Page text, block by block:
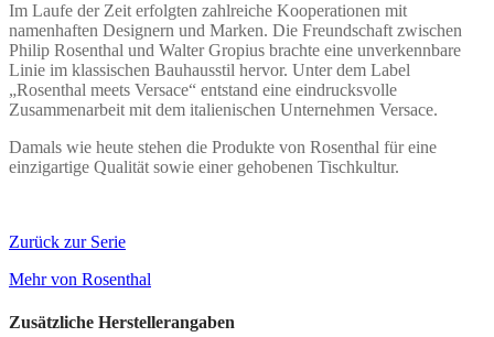
Im Laufe der Zeit erfolgten zahlreiche Kooperationen mit
namenhaften Designern und Marken. Die Freundschaft zwischen
Philip Rosenthal und Walter Gropius brachte eine unverkennbare
Linie im klassischen Bauhausstil hervor. Unter dem Label
„Rosenthal meets Versace“ entstand eine eindrucksvolle
Zusammenarbeit mit dem italienischen Unternehmen Versace.
Damals wie heute stehen die Produkte von Rosenthal für eine
einzigartige Qualität sowie einer gehobenen Tischkultur.
Zurück zur Serie
Mehr von Rosenthal
Zusätzliche Herstellerangaben